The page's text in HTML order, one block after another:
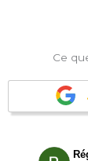
Ce